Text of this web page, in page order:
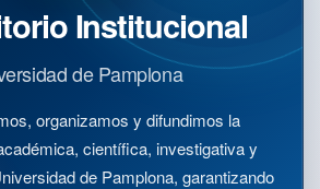
Institucional
de Pamplona
organizamos y difundimos la
científica, investigativa y
de Pamplona, garantizando